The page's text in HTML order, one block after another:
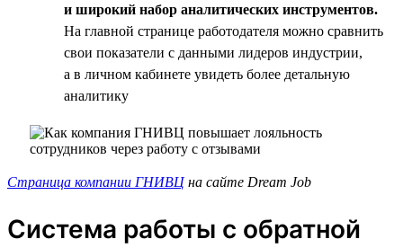
и широкий набор аналитических инструментов.
На главной странице работодателя можно сравнить
свои показатели с данными лидеров индустрии,
а в личном кабинете увидеть более детальную
аналитику
Страница компании ГНИВЦна сайте Dream Job
Система работы с обратной